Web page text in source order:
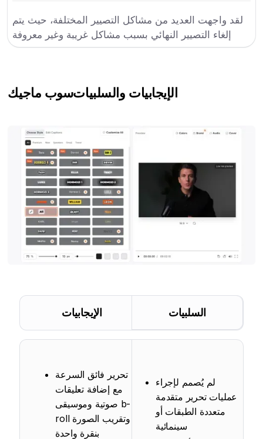
لقد واجهت العديد من مشاكل التصيير المختلفة، حيث يتم
إلغاء التصيير النهائي بسبب مشاكل غريبة وغير معروفة
سوب ماجيكالإيجابيات والسلبيات
الإيجابيات السلبيات
تحرير فائق السرعة
مع إضافة تعليقات
صوتية وموسيقى b-
roll وتقريب الصورة
بنقرة واحدة
لم يُصمم لإجراء
عمليات تحرير متقدمة
متعددة الطبقات أو
سينمائية